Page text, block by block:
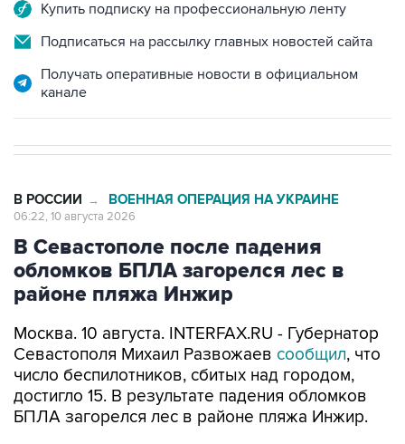
Купить подписку на профессиональную ленту
Подписаться на рассылку главных новостей сайта
Получать оперативные новости в официальном
канале
В РОССИИ → ВОЕННАЯ ОПЕРАЦИЯ НА УКРАИНЕ
06:22, 10 августа 2026
В Севастополе после падения
обломков БПЛА загорелся лес в
районе пляжа Инжир
Москва. 10 августа. INTERFAX.RU - Губернатор
Севастополя Михаил Развожаев сообщил, что
число беспилотников, сбитых над городом,
достигло 15. В результате падения обломков
БПЛА загорелся лес в районе пляжа Инжир.